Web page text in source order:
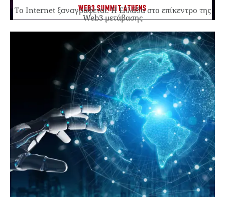
WEB3 SUMMIT ATHENS
Το Internet ξαναγράφεται. Η Ελλάδα στο επίκεντρο της
Web3 μετάβασης